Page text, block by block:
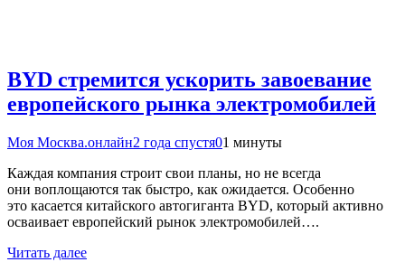
BYD стремится ускорить завоевание
европейского рынка электромобилей
Моя Москва.онлайн2 года спустя01 минуты
Каждая компания строит свои планы, но не всегда
они воплощаются так быстро, как ожидается. Особенно
это касается китайского автогиганта BYD, который активно
осваивает европейский рынок электромобилей….
Читать далее